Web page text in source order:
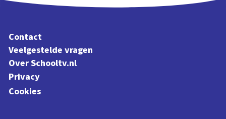
Contact
Veelgestelde vragen
Over Schooltv.nl
Privacy
Cookies